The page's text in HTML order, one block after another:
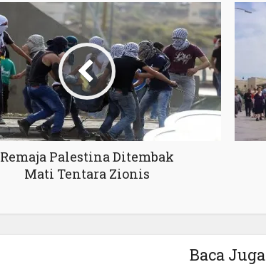
Remaja Palestina Ditembak
Mati Tentara Zionis
Baca Juga